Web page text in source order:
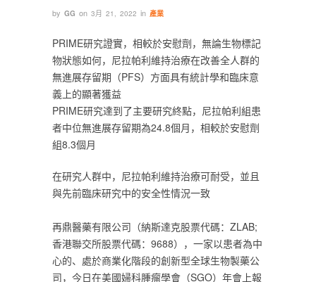
by GG on 3月 21, 2022 in 產業
‎PRIME研究證實，相較於安慰劑，無論生物標記
物狀態如何，尼拉帕利維持治療在改善全人群的
無進展存留期（PFS）方面具有統計學和臨床意
義上的顯著獲益‎
‎PRIME研究達到了主要研究終點，尼拉帕利組患
者中位無進展存留期為24.8個月，相較於安慰劑
組8.3個月‎
‎在研究人群中，尼拉帕利維持治療可耐受，並且
與先前臨床研究中的安全性情況一致‎
再鼎醫藥有限公司（納斯達克股票代碼：ZLAB;
香港聯交所股票代碼：9688），一家以患者為中
心的、處於商業化階段的創新型全球生物製藥公
司，今日在美國婦科腫瘤學會（SGO）年會上報